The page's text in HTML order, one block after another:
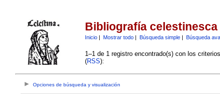
Bibliografía celestinesca
Inicio| Mostrar todo| Búsqueda simple| Búsqueda
1–1 de 1 registro encontrado(s) con los
(RSS):
Opciones de búsqueda y visualización